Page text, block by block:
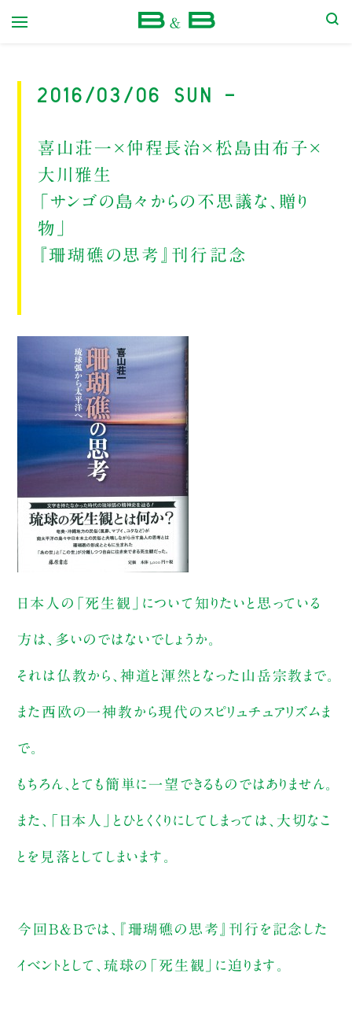
2016/03/06 Sun -
喜山荘一×仲程長治×松島由布子×
大川雅生
「サンゴの島々からの不思議な、贈り
物」
『珊瑚礁の思考』刊行記念
日本人の「死生観」について知りたいと思っている
方は、多いのではないでしょうか。
それは仏教から、神道と渾然となった山岳宗教まで。
また西欧の一神教から現代のスピリュチュアリズムま
で。
もちろん、とても簡単に一望できるものではありません。
また、「日本人」とひとくくりにしてしまっては、大切なこ
とを見落としてしまいます。
今回B&Bでは、『珊瑚礁の思考』刊行を記念した
イベントとして、琉球の「死生観」に迫ります。